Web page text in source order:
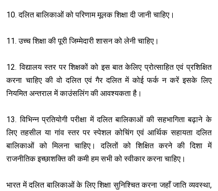
10. दलित बालिकाओं को परिणाम मूलक शिक्षा दी जानी चाहिए।
11. उच्च शिक्षा की पूरी जिम्मेदारी शासन को लेनी चाहिए।
12. विद्यालय स्तर पर शिक्षकों को इस बात केलिए प्रोत्साहित एवं प्रशिक्षित
करना चाहिए की वो दलित एवं गैर दलित में कोई फर्क न करें इसके लिए
नियमित अन्तराल में काउंसलिंग की आवश्यकता है।
13. विभिन्न प्रतियोगी परीक्षा में दलित बालिकाओं की सहभागिता बढ़ाने के
लिए तहसील या गांव स्तर पर स्पेशल कोचिंग एवं आर्थिक सहायता दलित
बालिकाओं को मिलना चाहिए। दलितों को शिक्षित करने की दिशा में
राजनीतिक इच्छाशक्ति की कमी हम सभी को स्वीकार करना चाहिए।
भारत में दलित बालिकाओं के लिए शिक्षा सुनिश्चित करना जहाँ जाति व्यवस्था,